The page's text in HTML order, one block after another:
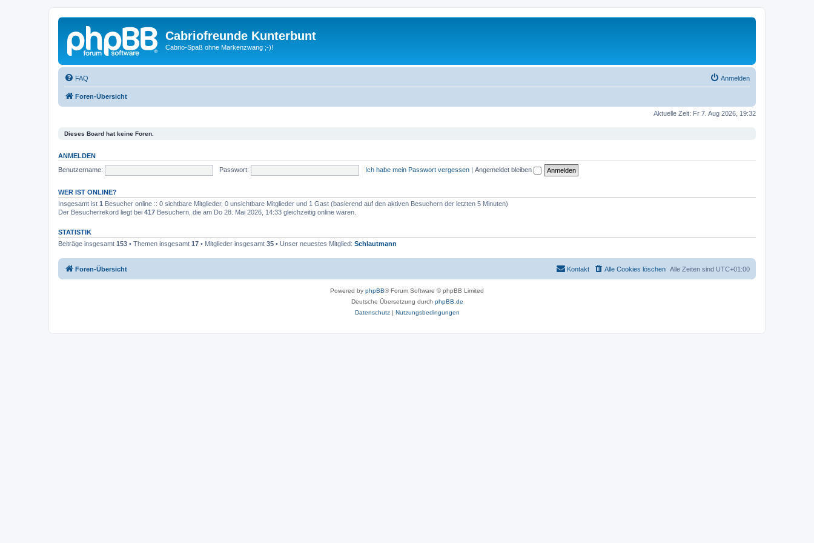
Cabriofreunde Kunterbunt
Cabrio-Spaß ohne Markenzwang ;-)!
FAQ Anmelden
Foren-Übersicht
Aktuelle Zeit: Fr 7. Aug 2026, 19:32
Dieses Board hat keine Foren.
ANMELDEN
Benutzername:
Passwort: Ich habe mein Passwort vergessen | Angemeldet bleiben
WER IST ONLINE?
Insgesamt ist 1 Besucher online :: 0 sichtbare Mitglieder, 0 unsichtbare Mitglieder und 1 Gast (basierend auf den aktiven Besuchern der letzten 5 Minuten)
Der Besucherrekord liegt bei 417 Besuchern, die am Do 28. Mai 2026, 14:33 gleichzeitig online waren.
STATISTIK
Beiträge insgesamt 153 • Themen insgesamt 17 • Mitglieder insgesamt 35 • Unser neuestes Mitglied: Schlautmann
Foren-Übersicht Alle Zeiten sind UTC+01:00
Alle Cookies löschen
Kontakt
Powered by phpBB® Forum Software © phpBB Limited
Deutsche Übersetzung durch phpBB.de
Datenschutz| Nutzungsbedingungen